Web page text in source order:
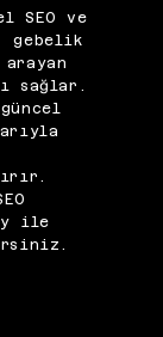
SEO ve
gebelik
sağlar.
ile